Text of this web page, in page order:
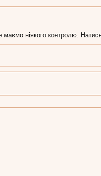
ніякого контролю.